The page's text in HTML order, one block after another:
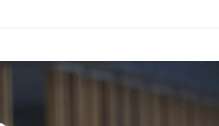
【「AFTEE先享後付」結帳流程】
１．於結帳方式選擇「AFTEE先享後付」後，將
運送方式